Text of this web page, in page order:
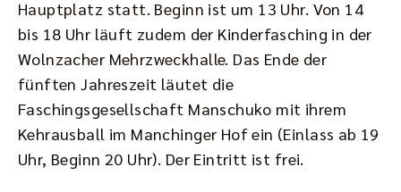
Hauptplatz statt. Beginn ist um 13 Uhr. Von 14
bis 18 Uhr läuft zudem der Kinderfasching in der
Wolnzacher Mehrzweckhalle. Das Ende der
fünften Jahreszeit läutet die
Faschingsgesellschaft Manschuko mit ihrem
Kehrausball im Manchinger Hof ein (Einlass ab 19
Uhr, Beginn 20 Uhr). Der Eintritt ist frei.